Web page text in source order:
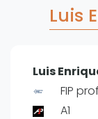
Padelscholen
Laatste
Padel
Forum
Luis
Luis
FIP
A1